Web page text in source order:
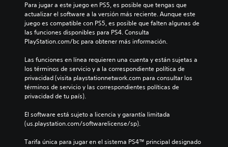
Para jugar a este juego en PS5, es posible que tengas que
actualizar el software a la versión más reciente. Aunque este
juego es compatible con PS5, es posible que falten algunas de
las funciones disponibles para PS4. Consulta
PlayStation.com/bc para obtener más información.
Las funciones en línea requieren una cuenta y están sujetas a
los términos de servicio y a la correspondiente política de
privacidad (visita playstationnetwork.com para consultar los
términos de servicio y las correspondientes políticas de
privacidad de tu país).
El software está sujeto a licencia y garantía limitada
(us.playstation.com/softwarelicense/sp).
Tarifa única para jugar en el sistema PS4™ principal designado